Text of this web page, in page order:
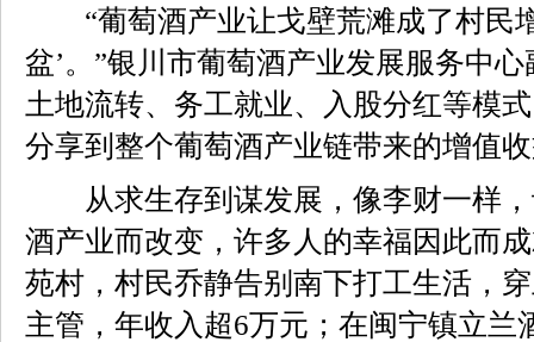
“葡萄酒产业让戈壁荒滩成了村民
盆’。”银川市葡萄酒产业发展服务中
土地流转、务工就业、入股分红等模
分享到整个葡萄酒产业链带来的增值
从求生存到谋发展，像李财一样，
酒产业而改变，许多人的幸福因此而
苑村，村民乔静告别南下打工生活，
主管，年收入超6万元；在闽宁镇立兰